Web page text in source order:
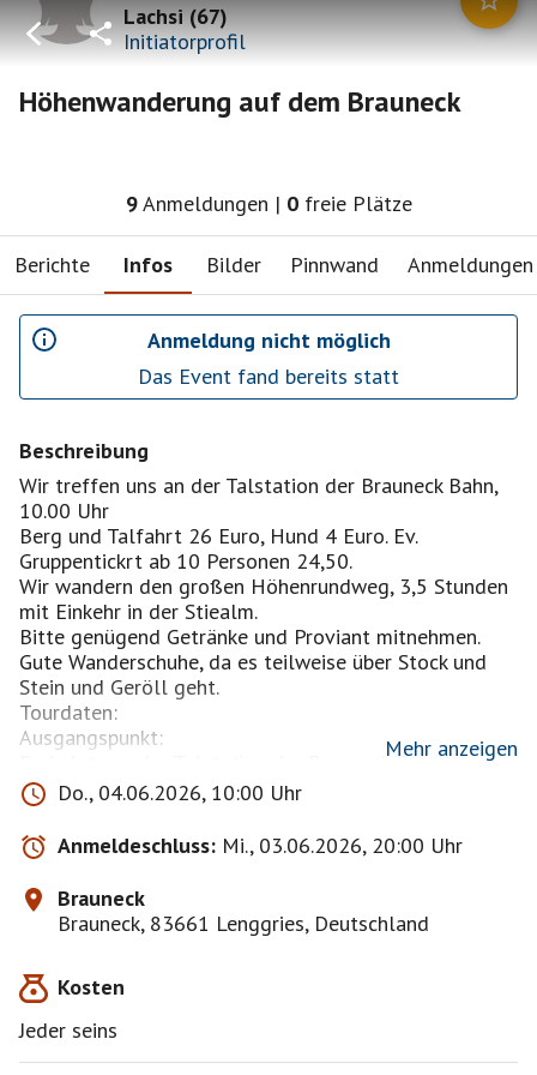
Lachsi(67)
Initiatorprofil
Höhenwanderung auf dem Brauneck
9Anmeldungen | 0 freie Plätze
Berichte Infos Bilder Pinnwand Anmeldungen
Anmeldung nicht möglich
Das Event fand bereits statt
Beschreibung
Wir treffen uns an der Talstation der Brauneck Bahn,
10.00 Uhr
Berg und Talfahrt 26 Euro, Hund 4 Euro. Ev.
Gruppentickrt ab 10 Personen 24,50.
Wir wandern den großen Höhenrundweg, 3,5 Stunden
mit Einkehr in der Stiealm.
Bitte genügend Getränke und Proviant mitnehmen.
Gute Wanderschuhe, da es teilweise über Stock und
Stein und Geröll geht.
Tourdaten:
Ausgangspunkt:
Parkplatz an der Talstation der Brauneck Bergbahn
Endpunkt:
Parkplatz an der Talstation der Brauneck Bergbahn
Schwierigkeit:
mittel
Dauer:
Länge:
Aufstieg:
422 hm
Mehr anzeigen
Do., 04.06.2026, 10:00 Uhr
Anmeldeschluss: Mi., 03.06.2026, 20:00 Uhr
Brauneck
Brauneck, 83661 Lenggries, Deutschland
Kosten
Jeder seins